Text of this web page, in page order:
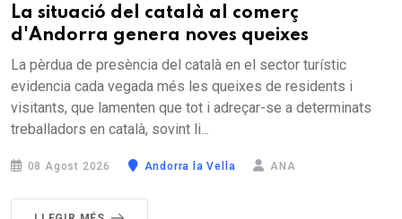
La situació del català al comerç
d'Andorra genera noves queixes
La pèrdua de presència del català en el sector turístic
evidencia cada vegada més les queixes de residents i
visitants, que lamenten que tot i adreçar-se a determinats
treballadors en català, sovint li...
08 Agost 2026 Andorra la Vella ANA